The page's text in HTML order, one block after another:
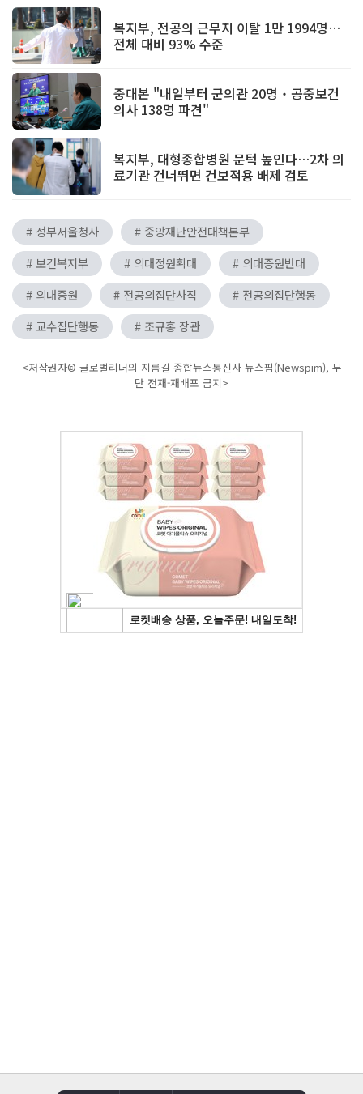
복지부, 전공의 근무지 이탈 1만 1994명…
전체 대비 93% 수준
중대본 "내일부터 군의관 20명‧공중보건
의사 138명 파견"
복지부, 대형종합병원 문턱 높인다…2차 의
료기관 건너뛰면 건보적용 배제 검토
# 정부서울청사
# 중앙재난안전대책본부
# 보건복지부
# 의대정원확대
# 의대증원반대
# 의대증원
# 전공의집단사직
# 전공의집단행동
# 교수집단행동
# 조규홍 장관
<저작권자© 글로벌리더의 지름길 종합뉴스통신사 뉴스핌(Newspim), 무
단 전재-재배포 금지>